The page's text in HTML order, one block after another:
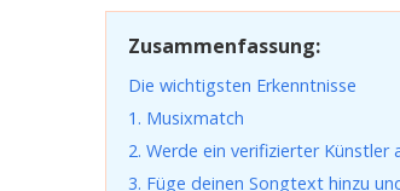
Zusammenfassung:
Die wichtigsten Erkenntnisse
1. Musixmatch
2. Werde ein verifizierter Künstler
3. Füge deinen Songtext hinzu